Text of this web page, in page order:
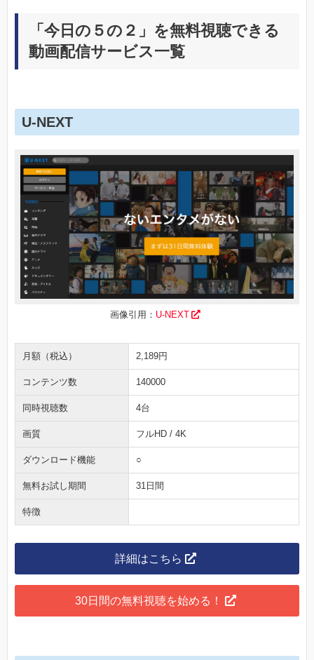
「今日の５の２」を無料視聴できる
動画配信サービス一覧
U-NEXT
画像引用： U-NEXT
月額（税込） 2,189円
コンテンツ数 140000
同時視聴数 4台
画質 フルHD / 4K
ダウンロード機能 ○
無料お試し期間 31日間
特徴
詳細はこちら
30日間の無料視聴を始める！